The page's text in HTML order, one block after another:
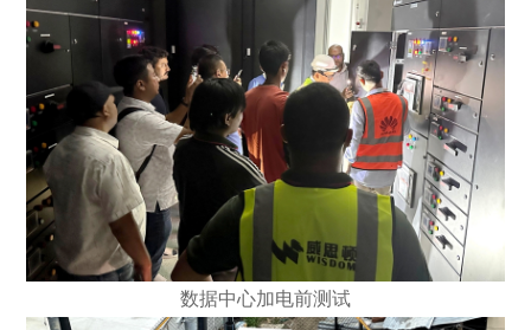
数据中心加电前测试